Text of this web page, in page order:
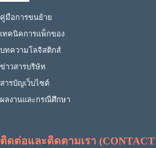
คู่มือการขนย้าย
เทคนิคการแพ็กของ
บทความโลจิสติกส์
ข่าวสารบริษัท
สารบัญเว็บไซต์
ผลงานและกรณีศึกษา
ติดต่อและติดตามเรา